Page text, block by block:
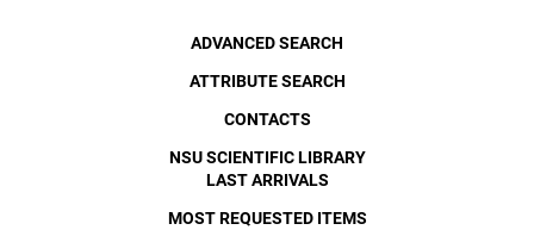
ADVANCED SEARCH
ATTRIBUTE SEARCH
CONTACTS
NSU SCIENTIFIC LIBRARY
LAST ARRIVALS
MOST REQUESTED ITEMS